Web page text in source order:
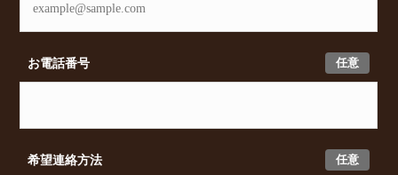
任意
お電話番号
任意
希望連絡方法